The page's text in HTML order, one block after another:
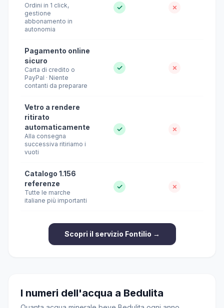
Ordini in 1 click,
gestione
abbonamento in
autonomia
✓ ✗
Pagamento online
sicuro
Carta di credito o
PayPal · Niente
contanti da preparare
✓ ✗
Vetro a rendere
ritirato
automaticamente
Alla consegna
successiva ritiriamo i
vuoti
✓ ✗
Catalogo 1.156
referenze
Tutte le marche
italiane più importanti
✓ ✗
Scopri il servizio Fontilio →
I numeri dell'acqua a Bedulita